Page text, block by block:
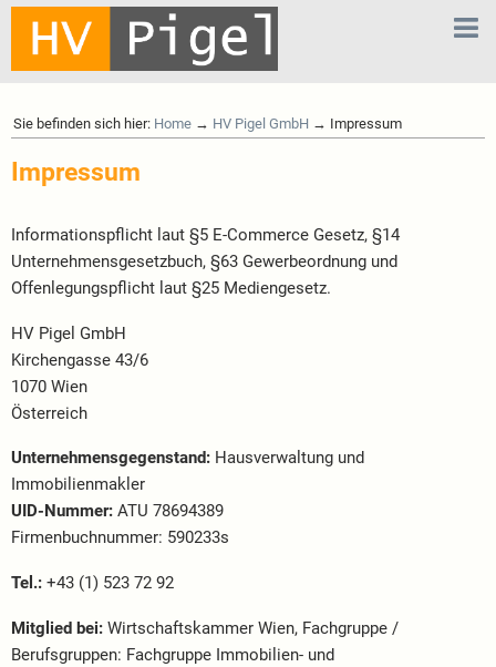
Sie befinden sich hier: Home → HV Pigel GmbH → Impressum
Impressum
Informationspflicht laut §5 E-Commerce Gesetz, §14
Unternehmensgesetzbuch, §63 Gewerbeordnung und
Offenlegungspflicht laut §25 Mediengesetz.
HV Pigel GmbH
Kirchengasse 43/6
1070 Wien
Österreich
Unternehmensgegenstand: Hausverwaltung und
Immobilienmakler
UID-Nummer: ATU 78694389
Firmenbuchnummer: 590233s
Tel.: +43 (1) 523 72 92
Mitglied bei: Wirtschaftskammer Wien, Fachgruppe /
Berufsgruppen: Fachgruppe Immobilien- und